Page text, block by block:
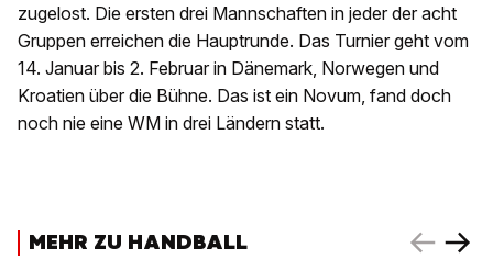
zugelost. Die ersten drei Mannschaften in jeder der acht
Gruppen erreichen die Hauptrunde. Das Turnier geht vom
14. Januar bis 2. Februar in Dänemark, Norwegen und
Kroatien über die Bühne. Das ist ein Novum, fand doch
noch nie eine WM in drei Ländern statt.
MEHR ZU HANDBALL